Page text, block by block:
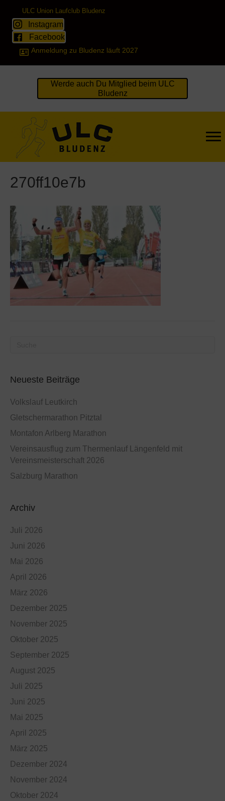
ULC Union Laufclub Bludenz
Instagram
Facebook
Anmeldung zu Bludenz läuft 2027
Werde auch Du Mitglied beim ULC
Bludenz
270ff10e7b
Neueste Beiträge
Volkslauf Leutkirch
Gletschermarathon Pitztal
Montafon Arlberg Marathon
Vereinsausflug zum Thermenlauf Längenfeld mit
Vereinsmeisterschaft 2026
Salzburg Marathon
Archiv
Juli 2026
Juni 2026
Mai 2026
April 2026
März 2026
Dezember 2025
November 2025
Oktober 2025
September 2025
August 2025
Juli 2025
Juni 2025
Mai 2025
April 2025
März 2025
Dezember 2024
November 2024
Oktober 2024